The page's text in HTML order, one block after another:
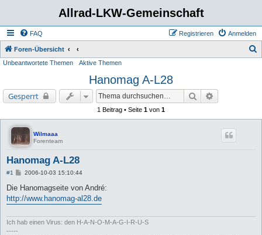
Allrad-LKW-Gemeinschaft
FAQ Anmelden
Registrieren
Foren-Übersicht
Unbeantwortete Themen Aktive Themen
Hanomag A-L28
Gesperrt Suche
1 Beitrag • Seite 1 von 1
Wilmaaa
Forenteam
Hanomag A-L28
#1
B
i
r
2006-10-03 15:10:44
Die Hanomagseite von André:
http://www.hanomag-al28.de
Ich hab einen Virus: den H-A-N-O-M-A-G-I-R-U-S
-----